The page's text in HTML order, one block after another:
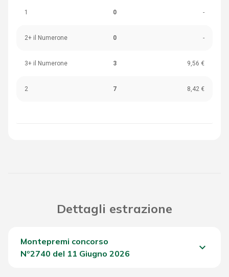
1 0 -
2+ il Numerone 0 -
3+ il Numerone 3 9,56 €
2 7 8,42 €
Dettagli estrazione
Montepremi concorso
Nº2740 del 11 Giugno 2026
keyboard_arrow_down